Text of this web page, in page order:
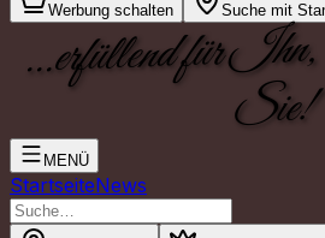
Werbung schalten Suche mit
...erfüllend für Ihn,
Sie!
MENÜ
StartseiteNews